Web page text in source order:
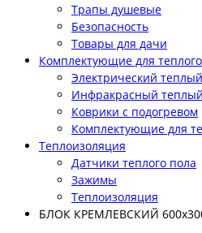
Трапы душевые
Безопасность
Товары для дачи
Комплектующие для
Электрический
Инфракрасный
Коврики с подогревом
Комплектующие для
Теплоизоляция
Датчики теплого пола
Зажимы
Теплоизоляция
БЛОК КРЕМЛЕВСКИЙ